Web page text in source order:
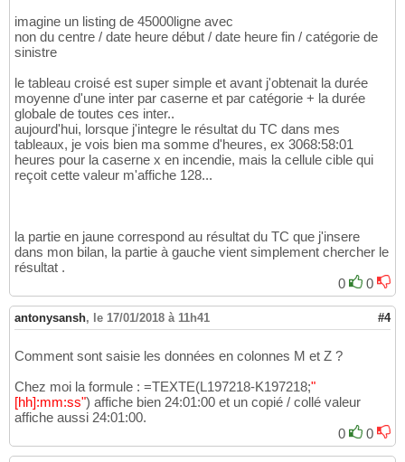
imagine un listing de 45000ligne avec
non du centre / date heure début / date heure fin / catégorie de
sinistre
le tableau croisé est super simple et avant j'obtenait la durée
moyenne d'une inter par caserne et par catégorie + la durée
globale de toutes ces inter..
aujourd'hui, lorsque j'integre le résultat du TC dans mes
tableaux, je vois bien ma somme d'heures, ex 3068:58:01
heures pour la caserne x en incendie, mais la cellule cible qui
reçoit cette valeur m'affiche 128...
la partie en jaune correspond au résultat du TC que j'insere
dans mon bilan, la partie à gauche vient simplement chercher le
résultat .
0
0
antonysansh, le 17/01/2018 à 11h41 #4
Comment sont saisie les données en colonnes M et Z ?
Chez moi la formule : =TEXTE(L197218-K197218;"
[hh]:mm:ss") affiche bien 24:01:00 et un copié / collé valeur
affiche aussi 24:01:00.
0
0